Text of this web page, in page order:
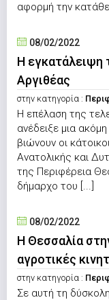
αφορμή την
08/02/2022
Η εγκατάλειψη
Αργιθέας
στην κατηγορία :
Η επέλαση της
ανέδειξε μια
βιώνουν οι
Ανατολικής και
της Περιφέρεια
δήμαρχο του [...]
08/02/2022
Η Θεσσαλία
αγροτικές
στην κατηγορία :
Σε αυτή τη